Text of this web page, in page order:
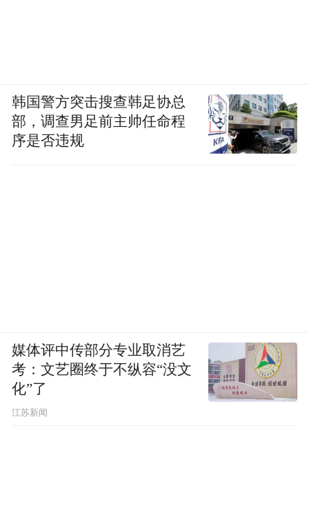
韩国警方突击搜查韩足协总
部，调查男足前主帅任命程
序是否违规
媒体评中传部分专业取消艺
考：文艺圈终于不纵容“没文
化”了
江苏新闻